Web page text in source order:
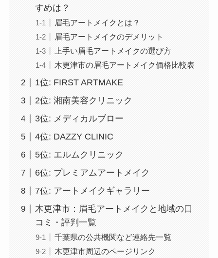
すめは？
眉毛アートメイクとは？
眉毛アートメイクのデメリット
上手い眉毛アートメイクの選び方
木更津市の眉毛アートメイク価格比較表
1位: FIRST ARTMAKE
2位: 湘南美容クリニック
3位: メディカルブロー
4位: DAZZY CLINIC
5位: エルムクリニック
6位: プレミアムアートメイク
7位: アートメイクギャラリー
木更津市：眉毛アートメイクと地域の口
コミ・評判一覧
千葉県の公共機関など連絡先一覧
木更津市周辺のページリンク